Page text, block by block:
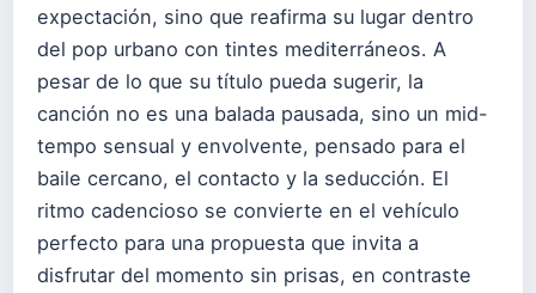
expectación, sino que reafirma su lugar dentro
del pop urbano con tintes mediterráneos. A
pesar de lo que su título pueda sugerir, la
canción no es una balada pausada, sino un mid-
tempo sensual y envolvente, pensado para el
baile cercano, el contacto y la seducción. El
ritmo cadencioso se convierte en el vehículo
perfecto para una propuesta que invita a
disfrutar del momento sin prisas, en contraste